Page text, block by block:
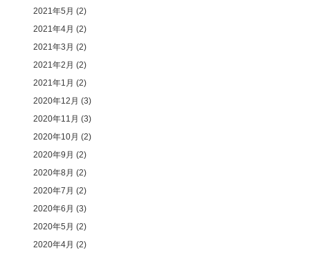
2021年5月 (2)
2021年4月 (2)
2021年3月 (2)
2021年2月 (2)
2021年1月 (2)
2020年12月 (3)
2020年11月 (3)
2020年10月 (2)
2020年9月 (2)
2020年8月 (2)
2020年7月 (2)
2020年6月 (3)
2020年5月 (2)
2020年4月 (2)